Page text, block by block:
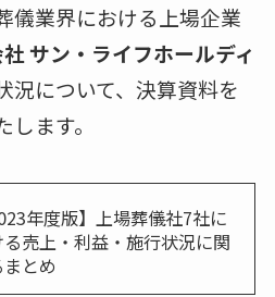
儀業界における上場企業
社 サン・ライフホールディ
況について、決算資料を
ます。
年度版】上場葬儀社7社に
る売上・利益・施行状況に関
とめ